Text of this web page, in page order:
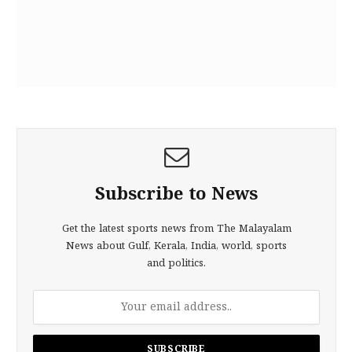
Subscribe to News
Get the latest sports news from The Malayalam
News about Gulf, Kerala, India, world, sports
and politics.